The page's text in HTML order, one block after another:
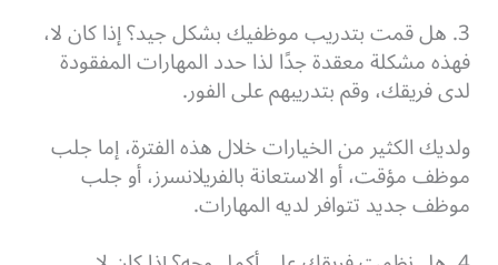
3. هل قمت بتدريب موظفيك بشكل جيد؟ إذا كان لا،
فهذه مشكلة معقدة جدًا لذا حدد المهارات المفقودة
لدى فريقك، وقم بتدريبهم على الفور.
ولديك الكثير من الخيارات خلال هذه الفترة، إما جلب
موظف مؤقت، أو الاستعانة بالفريلانسرز، أو جلب
موظف جديد تتوافر لديه المهارات.